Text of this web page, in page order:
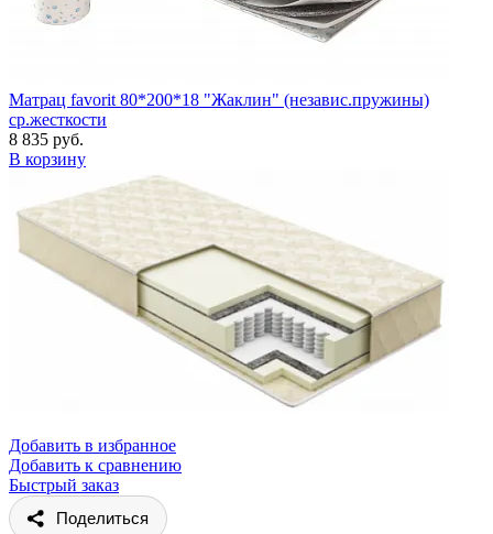
Матрац favorit 80*200*18 "Жаклин" (независ.пружины)
ср.жесткости
8 835 руб.
В корзину
Добавить в избранное
Добавить к сравнению
Быстрый заказ
Поделиться